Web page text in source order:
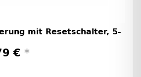
mit Resetschalter, 5-
€ *